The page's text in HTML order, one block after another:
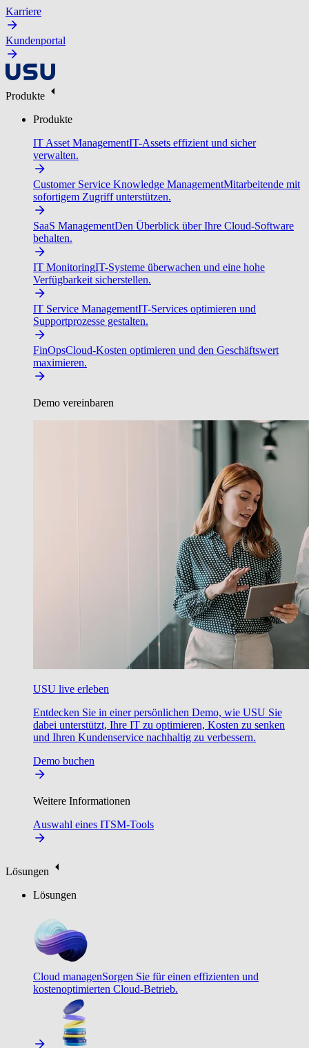
Karriere
Kundenportal
Produkte
Produkte
IT Asset ManagementIT-Assets effizient und sicher
verwalten.
Customer Service Knowledge ManagementMitarbeitende mit
sofortigem Zugriff unterstützen.
SaaS ManagementDen Überblick über Ihre Cloud-Software
behalten.
IT MonitoringIT-Systeme überwachen und eine hohe
Verfügbarkeit sicherstellen.
IT Service ManagementIT-Services optimieren und
Supportprozesse gestalten.
FinOpsCloud-Kosten optimieren und den Geschäftswert
maximieren.
Demo vereinbaren
USU live erleben
Entdecken Sie in einer persönlichen Demo, wie USU Sie
dabei unterstützt, Ihre IT zu optimieren, Kosten zu senken
und Ihren Kundenservice nachhaltig zu verbessern.
Demo buchen
Weitere Informationen
Auswahl eines ITSM-Tools
Lösungen
Lösungen
Cloud managenSorgen Sie für einen effizienten und
kostenoptimierten Cloud-Betrieb.